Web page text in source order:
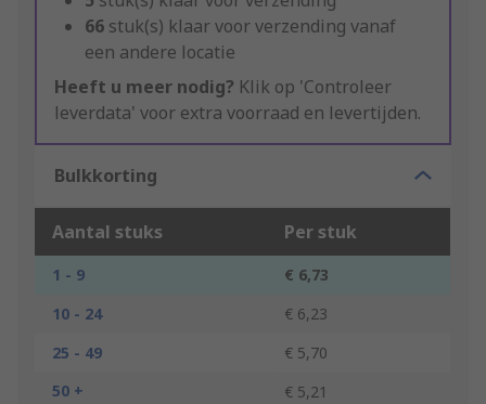
66 stuk(s) klaar voor verzending vanaf
een andere locatie
Heeft u meer nodig? Klik op 'Controleer
leverdata' voor extra voorraad en levertijden.
Bulkkorting
Aantal stuks Per stuk
1 - 9
€ 6,73
10 - 24
€ 6,23
25 - 49
€ 5,70
50 +
€ 5,21